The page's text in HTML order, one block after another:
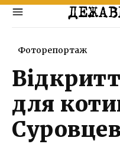
Фоторепортаж
для